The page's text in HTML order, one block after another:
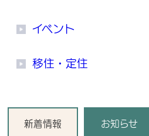
イベント
移住・定住
新着情報・お知らせ
新着情報 お知らせ